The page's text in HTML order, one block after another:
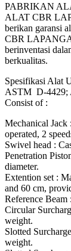
PABRIKAN
ALAT CBR
berikan garansi
CBR
berinventasi
berkualitas.
Spesifikasi Alat
ASTM D-4429;
Consist of :
Mechanical Jack
operated, 2
Swivel head :
Penetration
diameter.
Extention set :
and 60 cm,
Reference
Circular
weight.
Slotted
weight.